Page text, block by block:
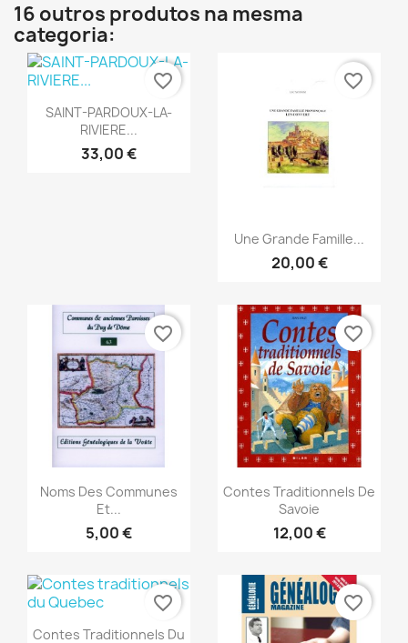
16 outros produtos na mesma
categoria:
Vista rápida
SAINT-PARDOUX-LA-
RIVIERE...
33,00 €
favorite_border
Vista rápida
Une Grande Famille...
20,00 €
favorite_border
 Vista rápida
Noms Des Communes
Et...
5,00 €
favorite_border
Vista rápida
Contes Traditionnels De
Savoie
12,00 €
favorite_border
Vista rápida
Contes Traditionnels Du
favorite_border favorite_border